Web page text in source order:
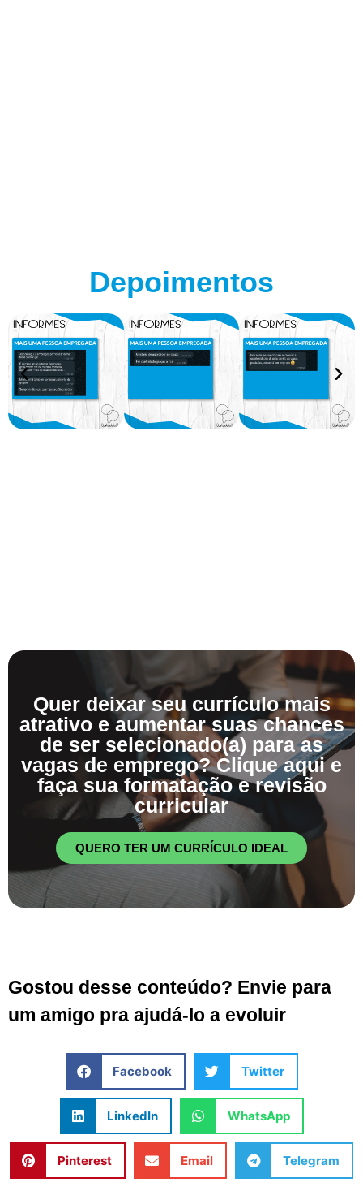
Depoimentos
Quer deixar seu currículo mais
atrativo e aumentar suas chances
de ser selecionado(a) para as
vagas de emprego? Clique aqui e
faça sua formatação e revisão
curricular
QUERO TER UM CURRÍCULO IDEAL
Gostou desse conteúdo? Envie para
um amigo pra ajudá-lo a evoluir
Facebook Twitter
LinkedIn WhatsApp
Pinterest Email Telegram